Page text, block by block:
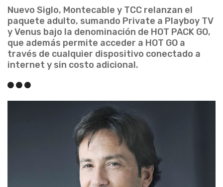
Nuevo Siglo, Montecable y TCC relanzan el
paquete adulto, sumando Private a Playboy TV
y Venus bajo la denominación de HOT PACK GO,
que además permite acceder a HOT GO a
través de cualquier dispositivo conectado a
internet y sin costo adicional.